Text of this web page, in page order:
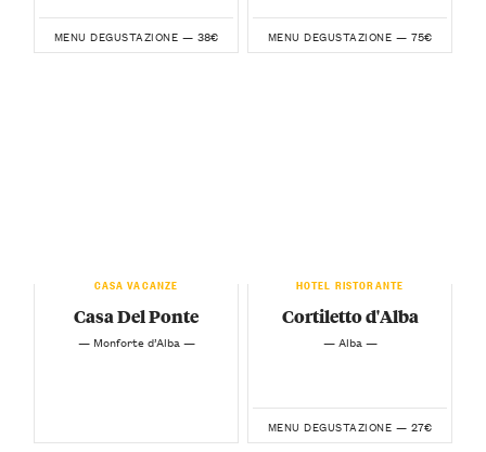
MENU DEGUSTAZIONE — 38€ MENU DEGUSTAZIONE — 75€
CASA VACANZE
Casa Del Ponte
— Monforte d’Alba —
HOTEL RISTORANTE
Cortiletto d'Alba
— Alba —
MENU DEGUSTAZIONE — 27€